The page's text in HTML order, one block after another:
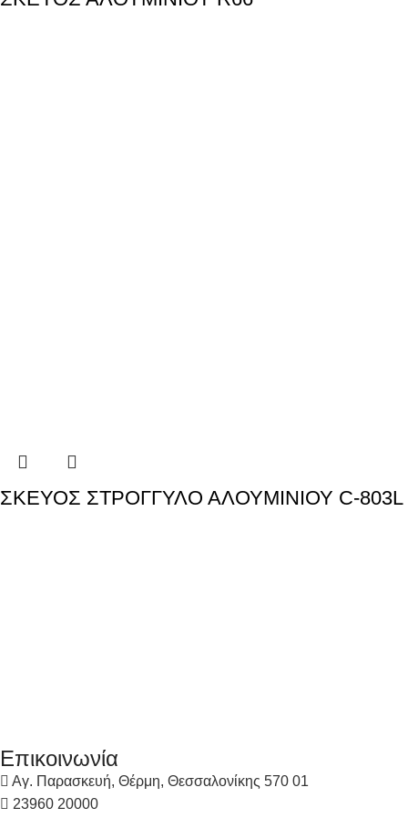
ΣΚΕΥΟΣ ΣΤΡΟΓΓΥΛΟ ΑΛΟΥΜΙΝΙΟΥ C-803L
Επικοινωνία
Αγ. Παρασκευή, Θέρμη, Θεσσαλονίκης 570 01
23960 20000